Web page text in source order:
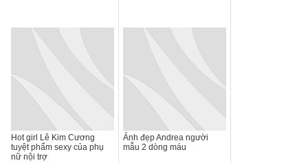
Hot girl Lê Kim Cương
tuyệt phẩm sexy của phụ
nữ nội trợ
Ảnh đẹp Andrea người
mẫu 2 dòng máu